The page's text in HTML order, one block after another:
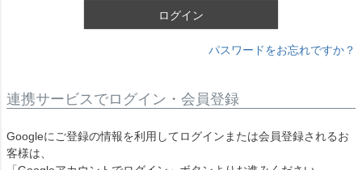
ログイン
パスワードをお忘れですか？
連携サービスでログイン・会員登録
Googleにご登録の情報を利用してログインまたは会員登録されるお
客様は、